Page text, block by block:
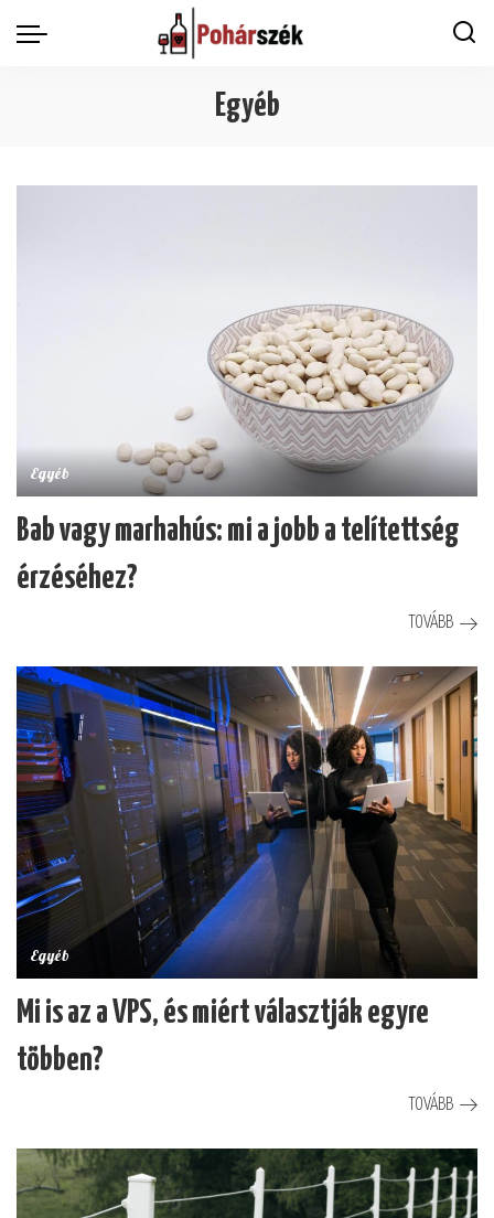
Egyéb
Egyéb
Bab vagy marhahús: mi a jobb a telítettség
érzéséhez?
TOVÁBB
Egyéb
Mi is az a VPS, és miért választják egyre
többen?
TOVÁBB